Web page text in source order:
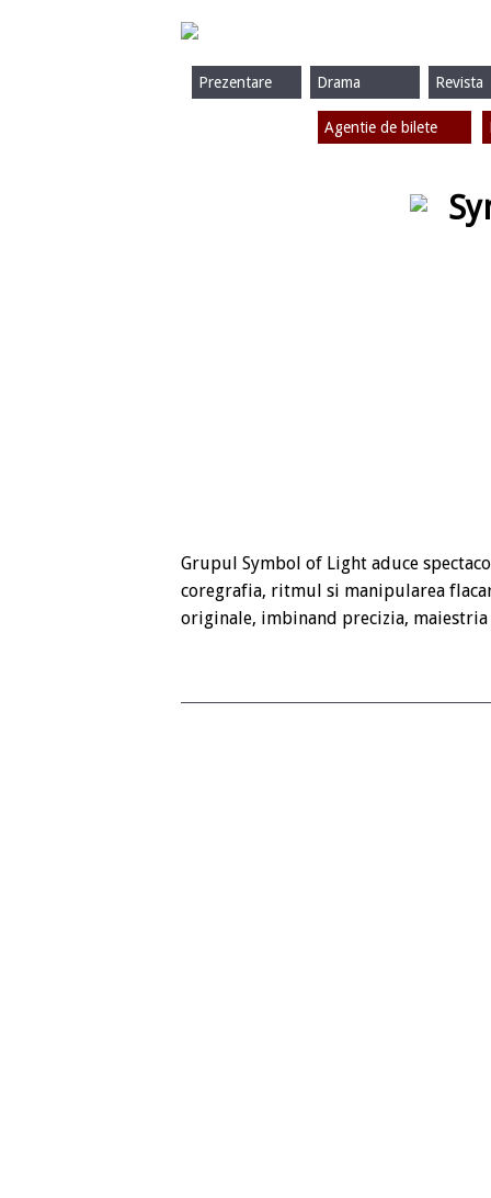
Revista
Drama
Prezentare
Agentie de bilete
Grupul Symbol of Light aduce
coregrafia, ritmul si manipularea
originale, imbinand precizia,